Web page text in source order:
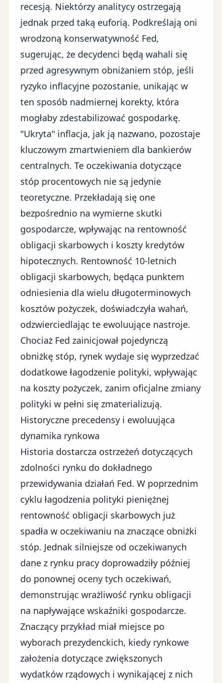
recesją. Niektórzy analitycy ostrzegają
jednak przed taką euforią. Podkreślają oni
wrodzoną konserwatywność Fed,
sugerując, że decydenci będą wahali się
przed agresywnym obniżaniem stóp, jeśli
ryzyko inflacyjne pozostanie, unikając w
ten sposób nadmiernej korekty, która
mogłaby zdestabilizować gospodarkę.
"Ukryta" inflacja, jak ją nazwano, pozostaje
kluczowym zmartwieniem dla bankierów
centralnych. Te oczekiwania dotyczące
stóp procentowych nie są jedynie
teoretyczne. Przekładają się one
bezpośrednio na wymierne skutki
gospodarcze, wpływając na rentowność
obligacji skarbowych i koszty kredytów
hipotecznych. Rentowność 10-letnich
obligacji skarbowych, będąca punktem
odniesienia dla wielu długoterminowych
kosztów pożyczek, doświadczyła wahań,
odzwierciedlając te ewoluujące nastroje.
Chociaż Fed zainicjował pojedynczą
obniżkę stóp, rynek wydaje się wyprzedzać
dodatkowe łagodzenie polityki, wpływając
na koszty pożyczek, zanim oficjalne zmiany
polityki w pełni się zmaterializują.
Historyczne precedensy i ewoluująca
dynamika rynkowa
Historia dostarcza ostrzeżeń dotyczących
zdolności rynku do dokładnego
przewidywania działań Fed. W poprzednim
cyklu łagodzenia polityki pieniężnej
rentowność obligacji skarbowych już
spadła w oczekiwaniu na znaczące obniżki
stóp. Jednak silniejsze od oczekiwanych
dane z rynku pracy doprowadziły później
do ponownej oceny tych oczekiwań,
demonstrując wrażliwość rynku obligacji
na napływające wskaźniki gospodarcze.
Znaczący przykład miał miejsce po
wyborach prezydenckich, kiedy rynkowe
założenia dotyczące zwiększonych
wydatków rządowych i wynikającej z nich